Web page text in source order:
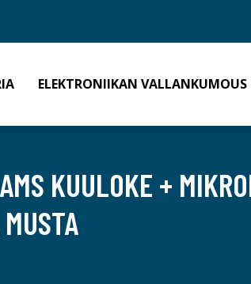
ELEKTRONIIKAN VALLANKUMOUS
KUULOKE +